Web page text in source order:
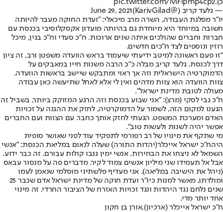
כ).pic.twitter.com/MFipmp4cp2
— גלעד קריב (@KarivGilad)
June 29, 2021
יו"ר מפלגת העבודה, השרה מרב מיכאלי: "ועדת החוקה מעבר להיותה
חשובה במיוחד היא מיוחדת גם בהיותה מועדון אקסקלוסיבי בכנסת עם
חברות וחברים שהולכים איתה שנים ארוכות. ח"כ סעדי וח"כ בגין, מיכל
רוזין ונוספים לצד ח"כים חדשים.
"זו פעם ראשונה למיטב ידיעתי שיעמוד בראש הוועדה משפטן ורב, זה ציון
דרך לכנסת. גלעד קריב מבלה כ"כ הרבה משנות חייו במאבקים על
הדמוקרטיה הישראלית וזה אך ראוי ומתבקש שיישב בראשות הוועדה.
צוות הוועדה הוא צוות מדהים ואין לי אלא לאחל שתיעשה כאן עבודה
מעולה לטובת מדינת ישראל".
ח"כ גבי לסקי (מרצ): "אני שבוע בכנסת וזה הרגע המזוקק ביותר, בשביל זה
הגענו למקום הזה, לשמור על הדמוקרטיה, לחזק את ההגנה על זכויות
האדם ומערכת המשפט. הגעתי לחזק אותך כחבר. עם הצוות ועם החברים
אפשר יהיה לשנות ולעשות טוב".
מי שתקף את מינויו של רב רפורמי לתפקיד עוד לפני שאושר סופית
היהח"כ ישראל אייכלר(יהדות התורה) שעלה לנאום במליאת הכנסת: "אנשי
השמאל לא ניצחו את הבחירות. אנשי ימין גנבו קולות עבורם. זה כבר ידוע.
אבל אל תעמידו שני מיליון אנשים צמוד לקיר. מדברים פה על מנסור עבאס
(ניהל את הישיבה במליאה). אני מעדיף פלשתיני מוסלמי שנאמן לעמו
ומולדתו, מאשר למנות כיו"ר ועדת חוקה של מדינת ישראל אדם שכבר 25
שנים נלחם נגד היהדות ונגד זכויות האזרח של הציבור החרדי. זה מינוי
אחד יותר מדי.
ח"כ ישראל אייכלר (ארכיון),אורן בן חקון